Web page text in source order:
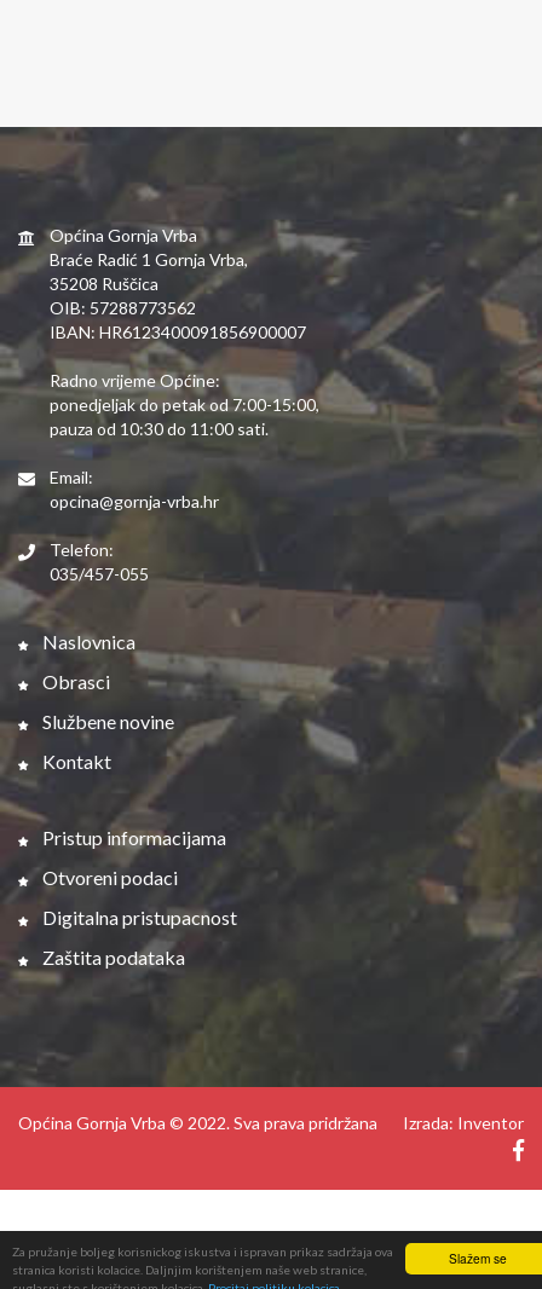
Slažem se
Za pružanje boljeg korisnickog iskustva i ispravan prikaz sadržaja ova
stranica koristi kolacice. Daljnjim korištenjem naše web stranice,
Općina Gornja Vrba
Braće Radić 1 Gornja Vrba,
35208 Ruščica
OIB: 57288773562
IBAN: HR6123400091856900007
Radno vrijeme Općine:
ponedjeljak do petak od 7:00-15:00,
pauza od 10:30 do 11:00 sati.
Email:
opcina@gornja-vrba.hr
Telefon:
035/457-055
Naslovnica
Obrasci
Službene novine
Kontakt
Pristup informacijama
Otvoreni podaci
Digitalna pristupacnost
Zaštita podataka
Općina Gornja Vrba © 2022. Sva prava pridržana Izrada: Inventor